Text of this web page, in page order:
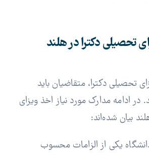
تحصیلی دکترا در هلند
تحصیلی دکترا، متقاضیان باید
در ادامه مدارک مورد نیاز اخذ ویزای
بیان شده‌اند:
یکی از الزامات محسوب